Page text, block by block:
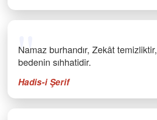
Namaz burhandır, Zekât
bedenin sıhhatidir.
Hadis-i Şerif